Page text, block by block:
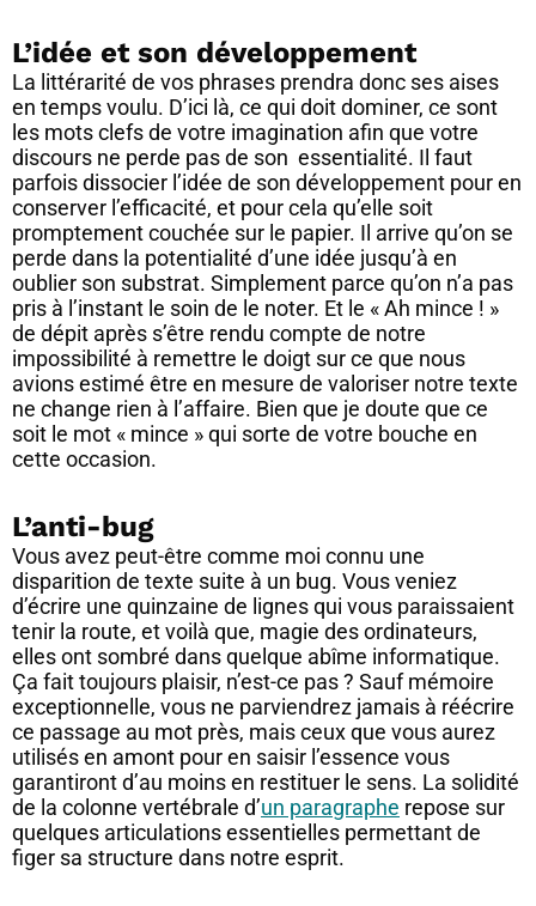
L’idée et son développement
La littérarité de vos phrases prendra donc ses aises
en temps voulu. D’ici là, ce qui doit dominer, ce sont
les mots clefs de votre imagination afin que votre
discours ne perde pas de son essentialité. Il faut
parfois dissocier l’idée de son développement pour en
conserver l’efficacité, et pour cela qu’elle soit
promptement couchée sur le papier. Il arrive qu’on se
perde dans la potentialité d’une idée jusqu’à en
oublier son substrat. Simplement parce qu’on n’a pas
pris à l’instant le soin de le noter. Et le « Ah mince ! »
de dépit après s’être rendu compte de notre
impossibilité à remettre le doigt sur ce que nous
avions estimé être en mesure de valoriser notre texte
ne change rien à l’affaire. Bien que je doute que ce
soit le mot « mince » qui sorte de votre bouche en
cette occasion.
L’anti-bug
Vous avez peut-être comme moi connu une
disparition de texte suite à un bug. Vous veniez
d’écrire une quinzaine de lignes qui vous paraissaient
tenir la route, et voilà que, magie des ordinateurs,
elles ont sombré dans quelque abîme informatique.
Ça fait toujours plaisir, n’est-ce pas ? Sauf mémoire
exceptionnelle, vous ne parviendrez jamais à réécrire
ce passage au mot près, mais ceux que vous aurez
utilisés en amont pour en saisir l’essence vous
garantiront d’au moins en restituer le sens. La solidité
de la colonne vertébrale d’un paragraphe repose sur
quelques articulations essentielles permettant de
figer sa structure dans notre esprit.